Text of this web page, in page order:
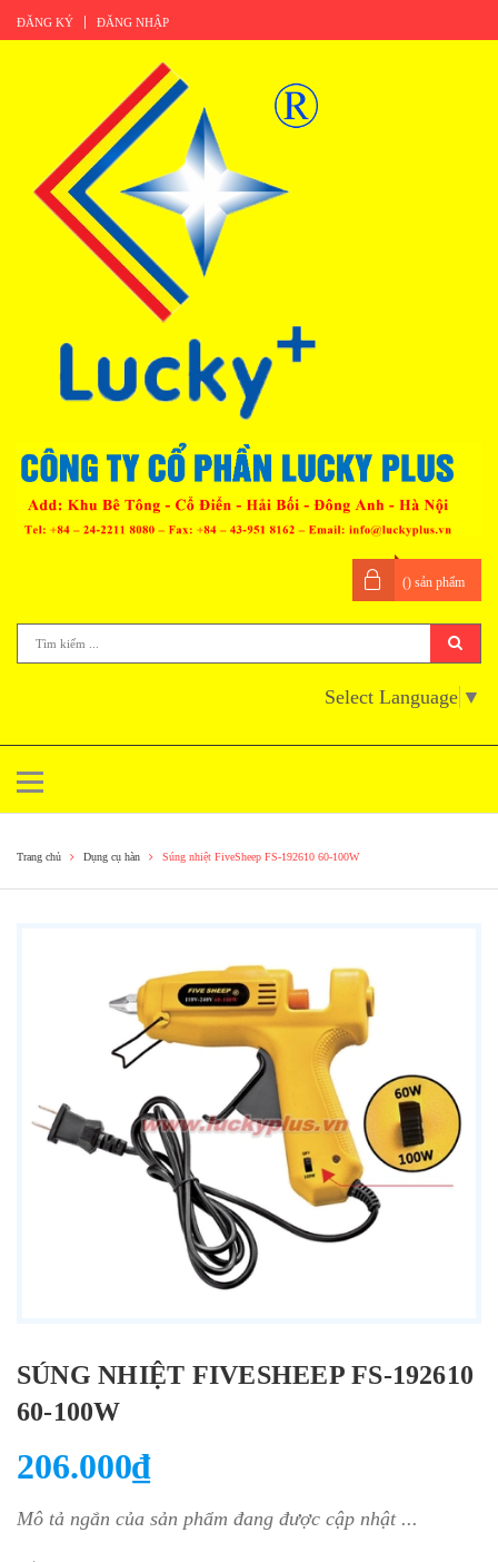
ĐĂNG KÝ ĐĂNG NHẬP
() sản phẩm
Select Language ▼
Trang chủ Dụng cụ hàn Súng nhiệt FiveSheep FS-192610 60-100W
SÚNG NHIỆT FIVESHEEP FS-192610
60-100W
206.000₫
Mô tả ngắn của sản phẩm đang được cập nhật ...